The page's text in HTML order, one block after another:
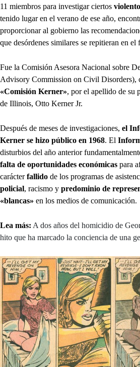
11 miembros para investigar ciertos
tenido lugar en el verano de ese año,
proporcionar al gobierno las
que desórdenes similares se repitieran en el
Fue la Comisión Asesora Nacional sobre
Advisory Commission on Civil Disorders),
«Comisión Kerner», por el apellido de su
de Illinois, Otto Kerner Jr.
Después de meses de investigaciones, el
Kerner se hizo público en 1968. El
disturbios del año anterior
falta de oportunidades económicas para
carácterfallido de los programas de
policial, racismo y predominio de
«blancas» en los medios de comunicación.
Lea más: A dos años del homicidio de
hito que ha marcado la conciencia de una